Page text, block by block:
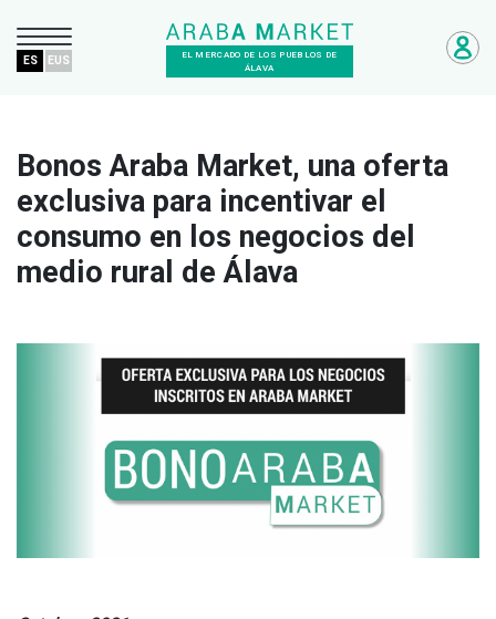
EL MERCADO DE LOS PUEBLOS DE
ÁLAVA
ES EUS
Bonos Araba Market, una oferta
exclusiva para incentivar el
consumo en los negocios del
medio rural de Álava